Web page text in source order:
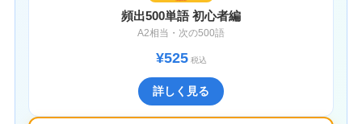
頻出500単語 初心者編
A2相当・次の500語
¥525税込
詳しく見る